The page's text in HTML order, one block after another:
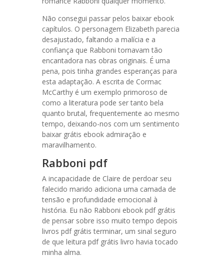
Não consegui passar pelos baixar ebook
capítulos. O personagem Elizabeth parecia
desajustado, faltando a malícia e a
confiança que Rabboni tornavam tão
encantadora nas obras originais. É uma
pena, pois tinha grandes esperanças para
esta adaptação. A escrita de Cormac
McCarthy é um exemplo primoroso de
como a literatura pode ser tanto bela
quanto brutal, frequentemente ao mesmo
tempo, deixando-nos com um sentimento
baixar grátis ebook admiração e
maravilhamento.
Rabboni pdf
A incapacidade de Claire de perdoar seu
falecido marido adiciona uma camada de
tensão e profundidade emocional à
história. Eu não Rabboni ebook pdf grátis
de pensar sobre isso muito tempo depois
livros pdf grátis terminar, um sinal seguro
de que leitura pdf grátis livro havia tocado
minha alma.